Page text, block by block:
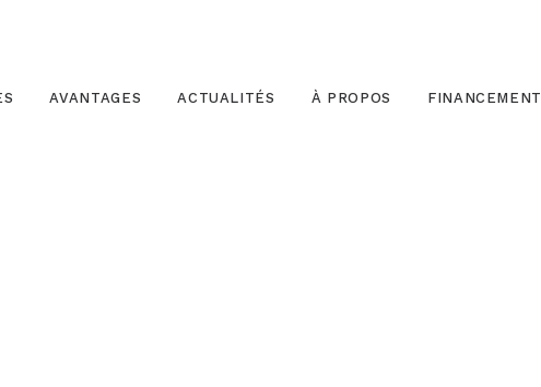
AVANTAGES ACTUALITÉS À PROPOS FINANCEMENT